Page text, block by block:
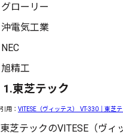
グローリー
沖電気工業
NEC
旭精工
1.東芝テック
引用： VITESE（ヴィッテス） VT-330｜東芝
東芝テックのVITESE（ヴ